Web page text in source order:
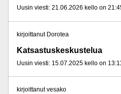
kirjoittanut Dorotea
Katsastuskeskustelua
Uusin viesti: 15.07.2025 kello on
kirjoittanut vesako